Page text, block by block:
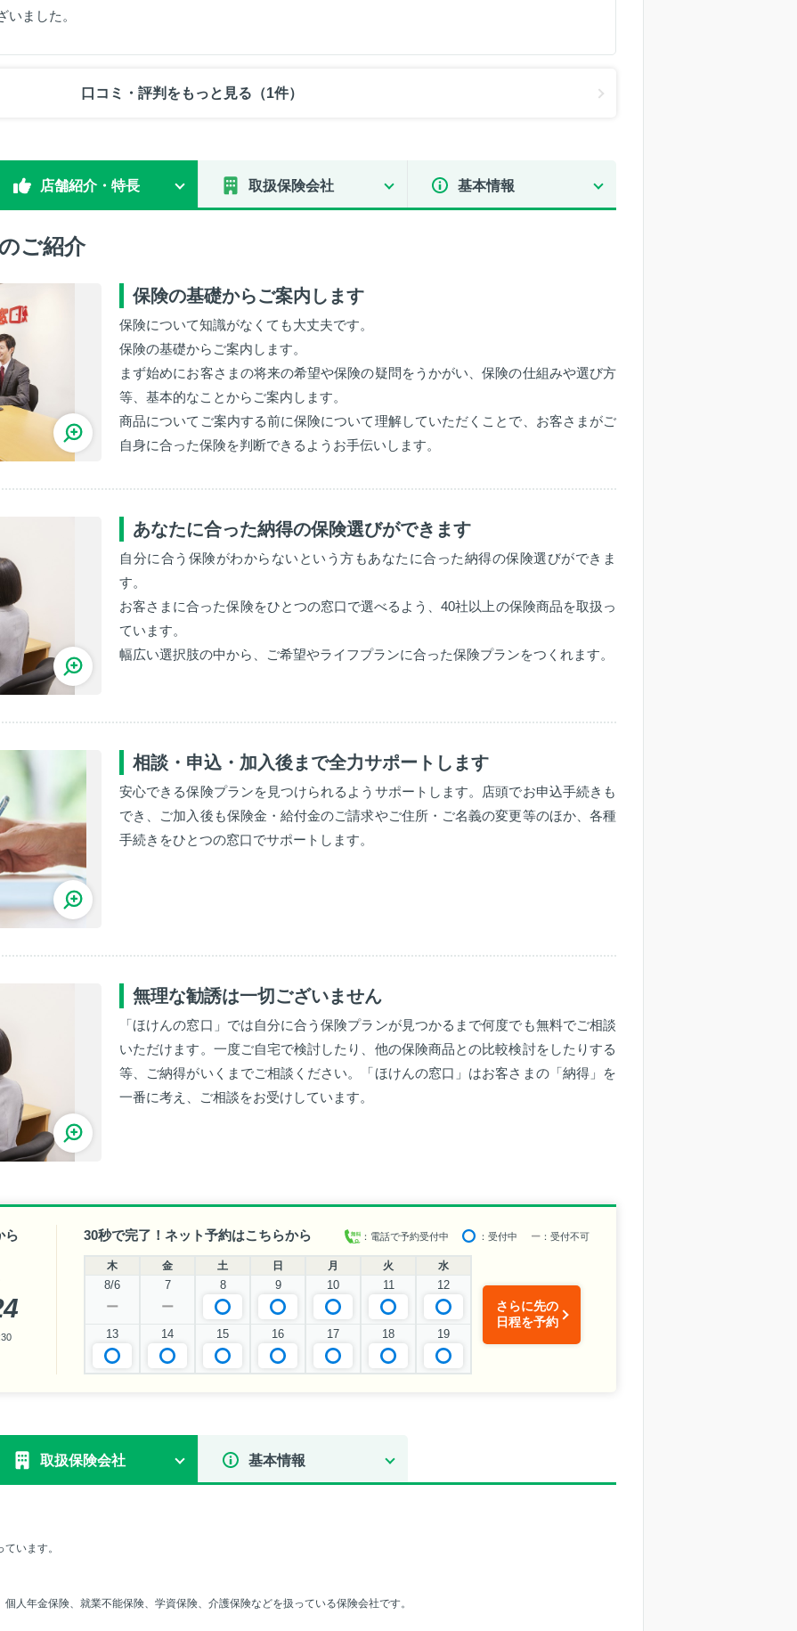
ました。
口コミ・評判をもっと見る（1件）
店舗紹介・特長 取扱保険会社 基本情報
ご紹介
保険の基礎からご案内します
保険について知識がなくても大丈夫です。
保険の基礎からご案内します。
まず始めにお客さまの将来の希望や保険の疑問をうかがい、保険の仕組みや選び方
等、基本的なことからご案内します。
商品についてご案内する前に保険について理解していただくことで、お客さまがご
自身に合った保険を判断できるようお手伝いします。
あなたに合った納得の保険選びができます
自分に合う保険がわからないという方もあなたに合った納得の保険選びができま
す。
お客さまに合った保険をひとつの窓口で選べるよう、40社以上の保険商品を取扱っ
ています。
幅広い選択肢の中から、ご希望やライフプランに合った保険プランをつくれます。
相談・申込・加入後まで全力サポートします
安心できる保険プランを見つけられるようサポートします。店頭でお申込手続きも
でき、ご加入後も保険金・給付金のご請求やご住所・ご名義の変更等のほか、各種
手続きをひとつの窓口でサポートします。
無理な勧誘は一切ございません
「ほけんの窓口」では自分に合う保険プランが見つかるまで何度でも無料でご相談
いただけます。一度ご自宅で検討したり、他の保険商品との比較検討をしたりする
等、ご納得がいくまでご相談ください。「ほけんの窓口」はお客さまの「納得」を
一番に考え、ご相談をお受けしています。
ら 30秒で完了！ネット予約はこちらから ：電話で予約受付中 ：受付中 ー ：受付不可
木 金 土 日 月 火 水
8/6 7 8 9 10 11 12
ー ー
13 14 15 16 17 18 19
さらに先の
日程を予約
取扱保険会社 基本情報
います。
人年金保険、就業不能保険、学資保険、介護保険などを扱っている保険会社です。